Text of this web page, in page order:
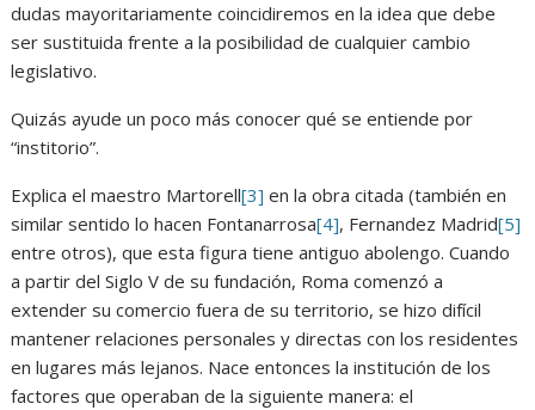
dudas mayoritariamente coincidiremos en la idea que debe
ser sustituida frente a la posibilidad de cualquier cambio
legislativo.
Quizás ayude un poco más conocer qué se entiende por
“institorio”.
Explica el maestro Martorell[3] en la obra citada (también en
similar sentido lo hacen Fontanarrosa[4], Fernandez Madrid[5]
entre otros), que esta figura tiene antiguo abolengo. Cuando
a partir del Siglo V de su fundación, Roma comenzó a
extender su comercio fuera de su territorio, se hizo difícil
mantener relaciones personales y directas con los residentes
en lugares más lejanos. Nace entonces la institución de los
factores que operaban de la siguiente manera: el